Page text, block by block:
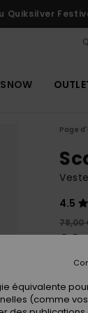
Quiksilver
SNOW
Page
4.5
78,00
équivalente
(comme